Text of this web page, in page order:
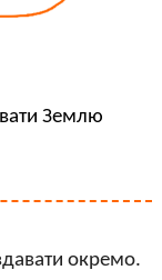
Землю
окремо.